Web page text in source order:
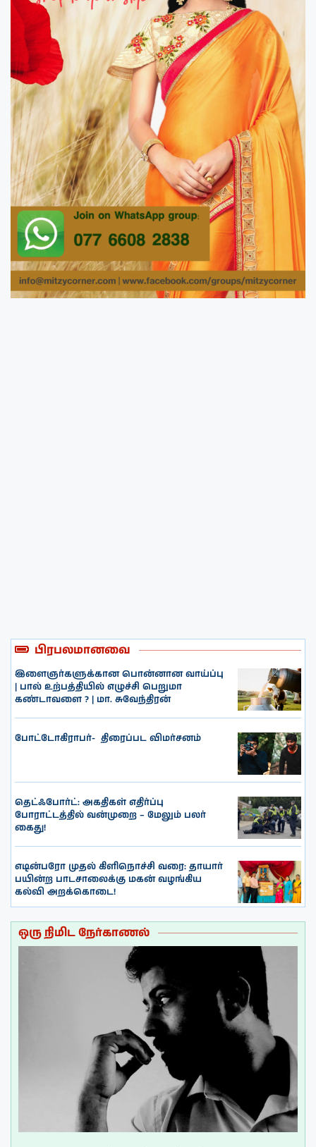
பிரபலமானவை
இளைஞர்களுக்கான பொன்னான வாய்ப்பு
| பால் உற்பத்தியில் எழுச்சி பெறுமா
கண்டாவளை ? | மா. சுவேந்திரன்
போட்டோகிராபர்- ‌ திரைப்பட விமர்சனம்
தெட்ஃபோர்ட்: அகதிகள் எதிர்ப்பு
போராட்டத்தில் வன்முறை – மேலும் பலர்
கைது!
எடின்பரோ முதல் கிளிநொச்சி வரை: தாயார்
பயின்ற பாடசாலைக்கு மகன் வழங்கிய
கல்வி அறக்கொடை!
ஒரு நிமிட நேர்காணல்